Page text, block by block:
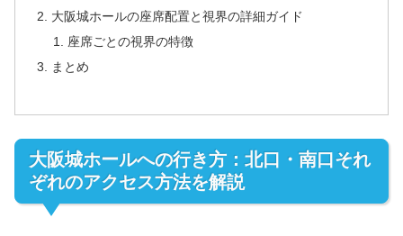
大阪城ホールの座席配置と視界の詳細ガイド
座席ごとの視界の特徴
まとめ
大阪城ホールへの行き方：北口・南口それ
ぞれのアクセス方法を解説